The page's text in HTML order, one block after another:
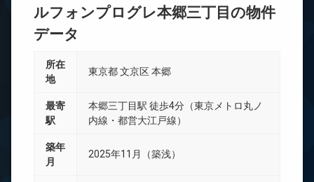
ルフォンプログレ本郷三丁目の物件
データ
所在
地
東京都 文京区 本郷
最寄
駅
本郷三丁目駅 徒歩4分（東京メトロ丸ノ
内線・都営大江戸線）
築年
月
2025年11月（築浅）